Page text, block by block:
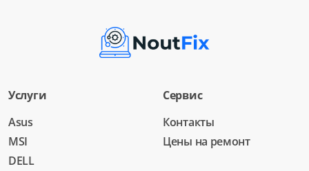
Услуги
Asus
MSI
DELL
Сервис
Контакты
Цены на ремонт